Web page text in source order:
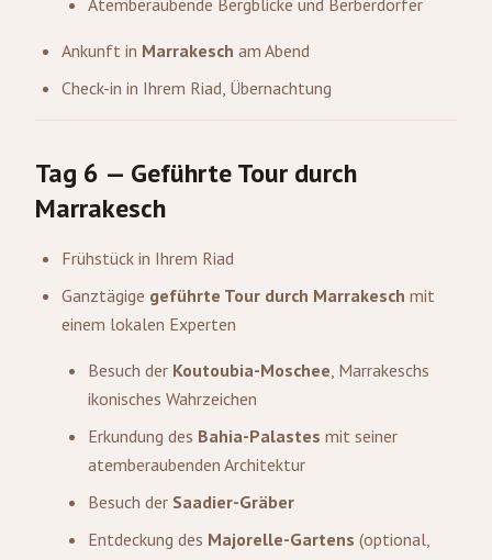
Atemberaubende Bergblicke und Berberdörfer
Ankunft in Marrakesch am Abend
Check-in in Ihrem Riad, Übernachtung
Tag 6 — Geführte Tour durch
Marrakesch
Frühstück in Ihrem Riad
Ganztägige geführte Tour durch Marrakesch mit
einem lokalen Experten
Besuch der Koutoubia-Moschee, Marrakeschs
ikonisches Wahrzeichen
Erkundung des Bahia-Palastes mit seiner
atemberaubenden Architektur
Besuch der Saadier-Gräber
Entdeckung des Majorelle-Gartens (optional,